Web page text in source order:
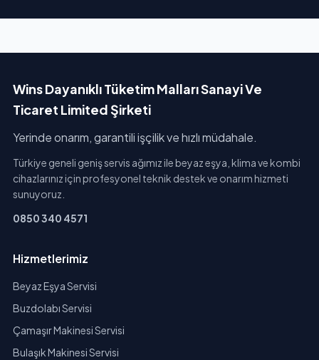
Wins Dayanıklı Tüketim Malları Sanayi Ve
Ticaret Limited Şirketi
Yerinde onarım, garantili işçilik ve hızlı müdahale.
Türkiye geneli geniş servis ağımız ile beyaz eşya, klima ve kombi
cihazlarınız için profesyonel teknik destek ve onarım hizmeti
sunuyoruz.
0850 340 4571
Hizmetlerimiz
Beyaz Eşya Servisi
Buzdolabı Servisi
Çamaşır Makinesi Servisi
Bulaşık Makinesi Servisi